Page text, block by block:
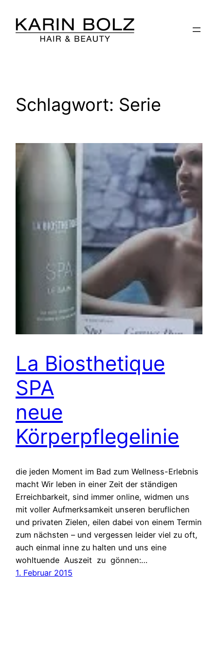
Inhalt
springen
Schlagwort: Serie
La Biosthetique
SPA
neue
Körperpflegelinie
die jeden Moment im Bad zum Wellness-Erlebnis
macht Wir leben in einer Zeit der ständigen
Erreichbarkeit, sind immer online, widmen uns
mit voller Aufmerksamkeit unseren beruflichen
und privaten Zielen, eilen dabei von einem Termin
zum nächsten – und vergessen leider viel zu oft,
auch einmal inne zu halten und uns eine
wohltuende Auszeit zu gönnen:…
1. Februar 2015